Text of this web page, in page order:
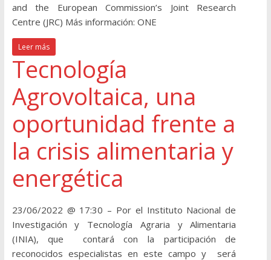
and the European Commission’s Joint Research
Centre (JRC) Más información: ONE
Leer más
Tecnología
Agrovoltaica, una
oportunidad frente a
la crisis alimentaria y
energética
23/06/2022 @ 17:30 – Por el Instituto Nacional de
Investigación y Tecnología Agraria y Alimentaria
(INIA), que contará con la participación de
reconocidos especialistas en este campo y será